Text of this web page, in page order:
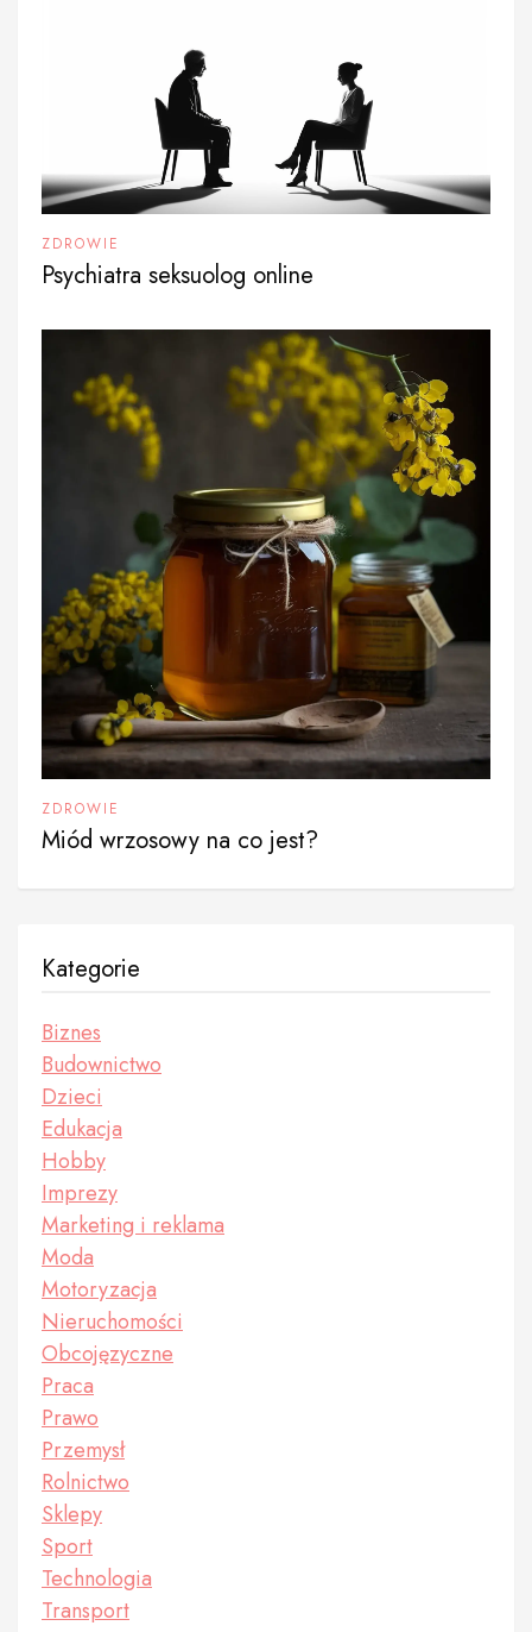
ZDROWIE
Psychiatra seksuolog online
ZDROWIE
Miód wrzosowy na co jest?
Kategorie
Biznes
Budownictwo
Dzieci
Edukacja
Hobby
Imprezy
Marketing i reklama
Moda
Motoryzacja
Nieruchomości
Obcojęzyczne
Praca
Prawo
Przemysł
Rolnictwo
Sklepy
Sport
Technologia
Transport